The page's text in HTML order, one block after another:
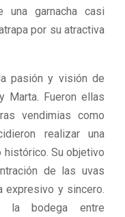
garnacha casi
por su atractiva
pasión y visión de
Marta. Fueron ellas
vendimias como
realizar una
Su objetivo
de las uvas
expresivo y sincero.
la bodega entre